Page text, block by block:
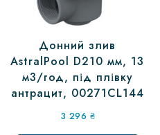
Донний злив
AstralPool D210 мм, 13
м3/год, під плівку
антрацит, 00271CL144
3 296 ₴